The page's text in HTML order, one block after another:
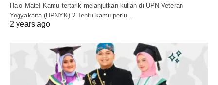
Halo Mate! Kamu tertarik melanjutkan kuliah di UPN Veteran
Yogyakarta (UPNYK) ? Tentu kamu perlu…
2 years ago